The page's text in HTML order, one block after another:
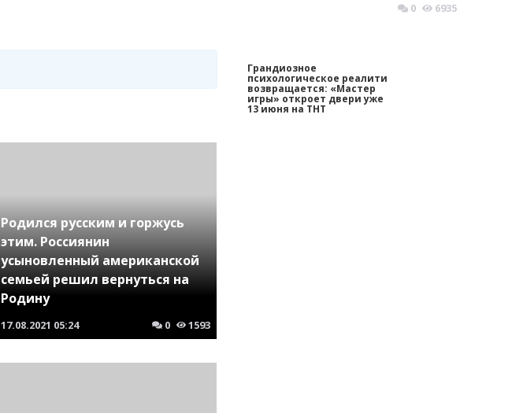
Родился русским и горжусь
этим. Россиянин
усыновленный американской
семьей решил вернуться на
Родину
17.08.2021 05:24 0 1593
Грандиозное
психологическое реалити
возвращается: «Мастер
игры» откроет двери уже
13 июня на ТНТ
0 6935